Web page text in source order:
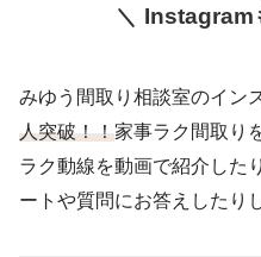
Instagram
みゆう間取り相談室のイン
人突破！！家事ラク間取り
ラク動線を動画で紹介した
ートや質問にお答えしたり